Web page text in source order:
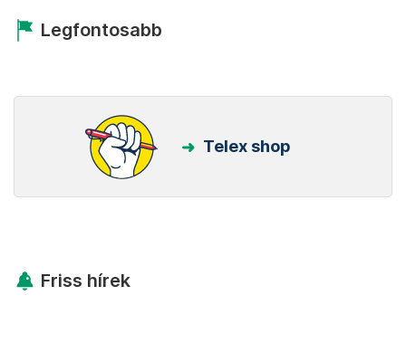
Legfontosabb
Telex shop
Friss hírek